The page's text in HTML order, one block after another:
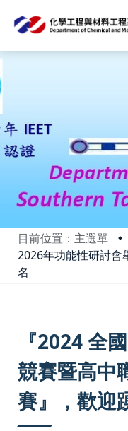
目前位置：主選單
2026年功能性研討會
名
:::
『2024 全
競賽暨高中
賽』，歡迎